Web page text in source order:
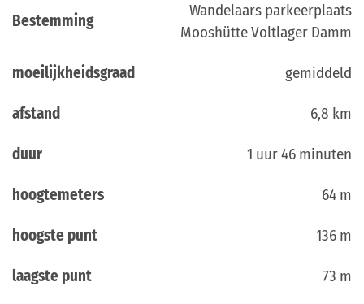
Bestemming
Wandelaars parkeerplaats
Mooshütte Voltlager Damm
moeilijkheidsgraad gemiddeld
afstand 6,8 km
duur 1 uur 46 minuten
hoogtemeters 64 m
hoogste punt 136 m
laagste punt 73 m